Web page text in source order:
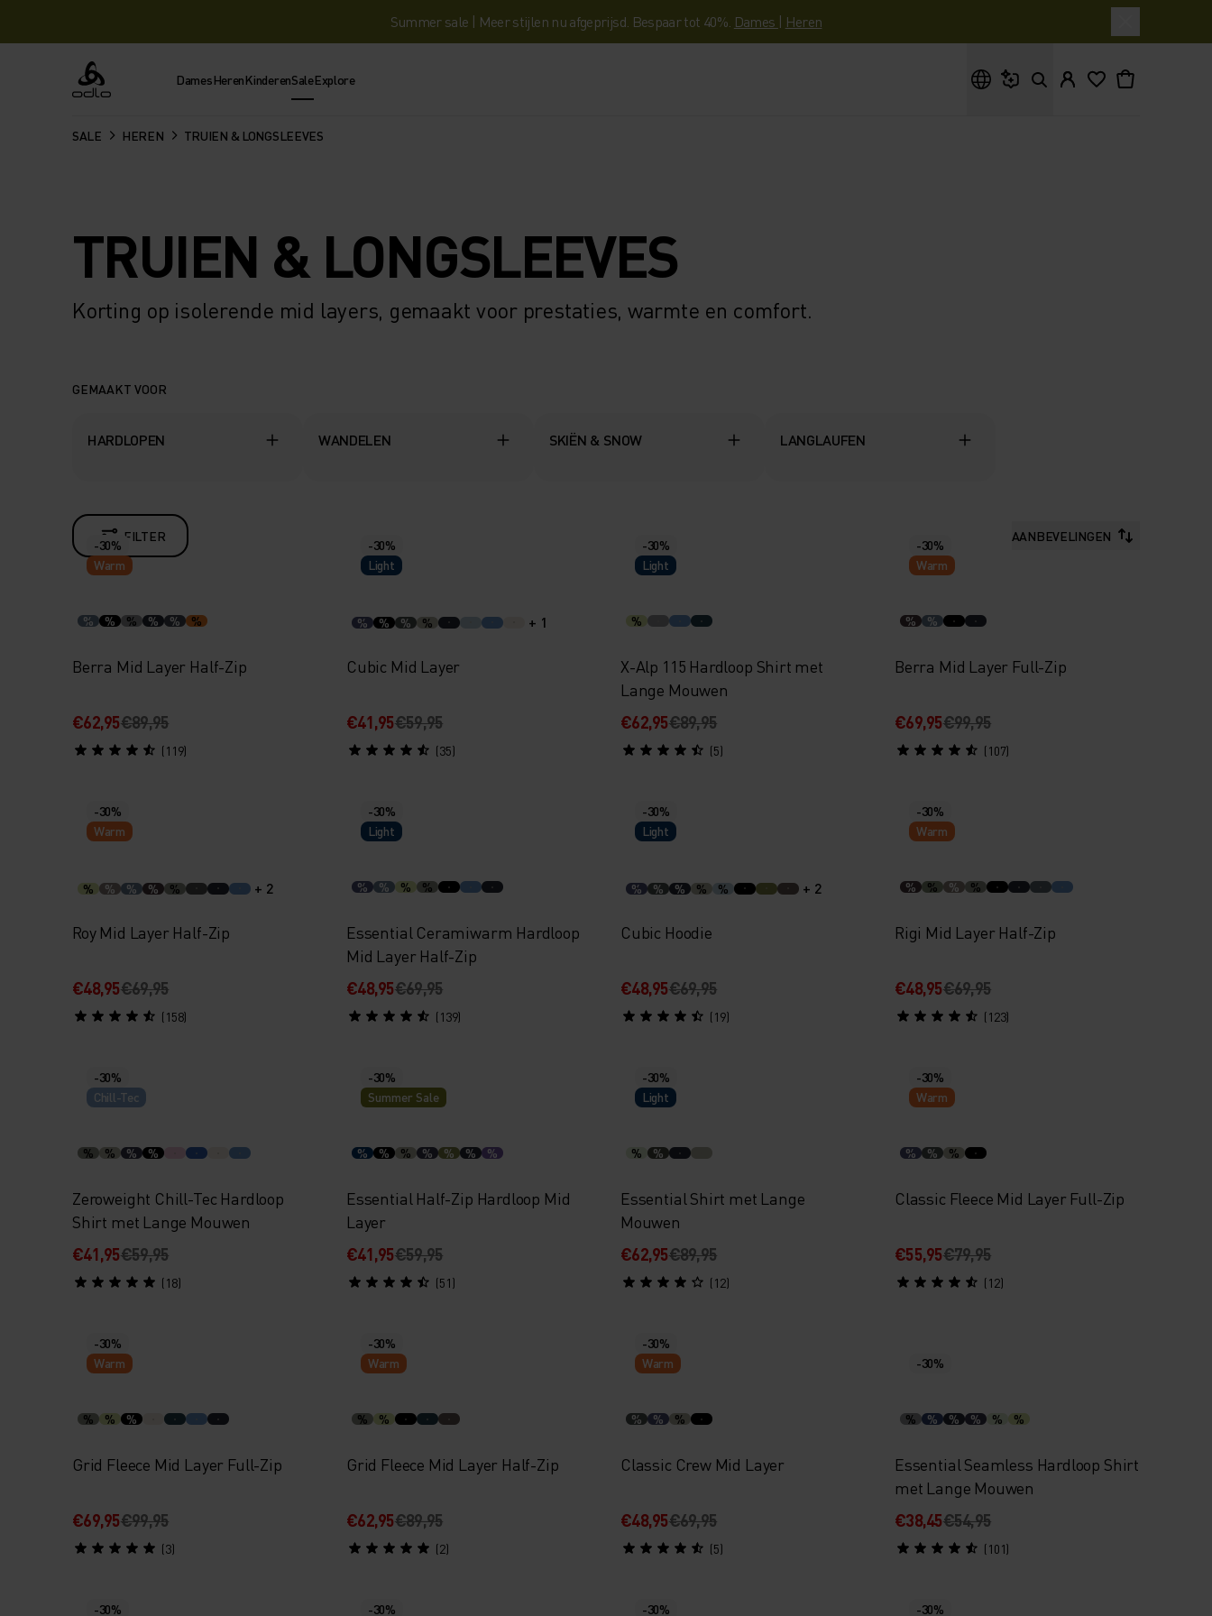
Summer sale | Meer stijlen nu afgeprijsd. Bespaar tot 40%. Dames | Heren
Odlo DamesHerenKinderenSaleExplore
SALE HEREN TRUIEN & LONGSLEEVES
TRUIEN & LONGSLEEVES
Korting op isolerende mid layers, gemaakt voor prestaties, warmte en comfort.
GEMAAKT VOOR
HARDLOPEN WANDELEN SKIËN & SNOW LANGLAUFEN
FILTER AANBEVELINGEN
-30%
Warm
% % % % % %
Berra Mid Layer Half-Zip
€62,95€89,95
(119)
-30%
Light
% % % % + 1
Cubic Mid Layer
€41,95€59,95
(35)
-30%
Light
%
X-Alp 115 Hardloop Shirt met
Lange Mouwen
€62,95€89,95
(5)
-30%
Warm
% %
Berra Mid Layer Full-Zip
€69,95€99,95
(107)
-30%
Warm
% % % % % + 2
Roy Mid Layer Half-Zip
€48,95€69,95
(158)
-30%
Light
% % % %
Essential Ceramiwarm Hardloop
Mid Layer Half-Zip
€48,95€69,95
(139)
-30%
Light
% % % % % + 2
Cubic Hoodie
€48,95€69,95
(19)
-30%
Warm
% % % %
Rigi Mid Layer Half-Zip
€48,95€69,95
(123)
-30%
Chill-Tec
% % % %
Zeroweight Chill-Tec Hardloop
Shirt met Lange Mouwen
€41,95€59,95
(18)
-30%
Summer Sale
% % % % % % %
Essential Half-Zip Hardloop Mid
Layer
€41,95€59,95
(51)
-30%
Light
% %
Essential Shirt met Lange
Mouwen
€62,95€89,95
(12)
-30%
Warm
% % %
Classic Fleece Mid Layer Full-Zip
€55,95€79,95
(12)
-30%
Warm
% % %
Grid Fleece Mid Layer Full-Zip
€69,95€99,95
(3)
-30%
Warm
% %
Grid Fleece Mid Layer Half-Zip
€62,95€89,95
(2)
-30%
Warm
% % %
Classic Crew Mid Layer
€48,95€69,95
(5)
-30%
% % % % % %
Essential Seamless Hardloop Shirt
met Lange Mouwen
€38,45€54,95
(101)
-30%
-30%
-30%
-30%